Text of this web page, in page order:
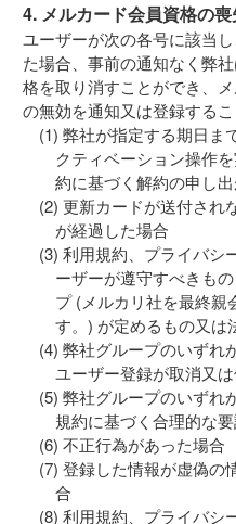
4. メルカード会員資格の
ユーザーが次の各号に該当
た場合、事前の通知なく弊
格を取り消すことができ、
の無効を通知又は登録するこ
弊社が指定する期日ま
クティベーション操作
約に基づく解約の申し
更新カードが送付され
が経過した場合
利用規約、プライバシ
ーザーが遵守すべきも
プ (メルカリ社を最終親
す。) が定めるもの又は
弊社グループのいずれ
ユーザー登録が取消又
弊社グループのいずれ
規約に基づく合理的な
不正行為があった場合
登録した情報が虚偽の
合
利用規約、プライバシ